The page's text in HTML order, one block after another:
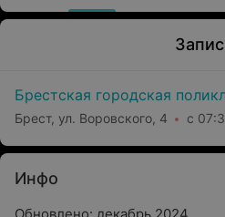
Брестская городская
Брест, ул. Воровского, 4 с
Инфо